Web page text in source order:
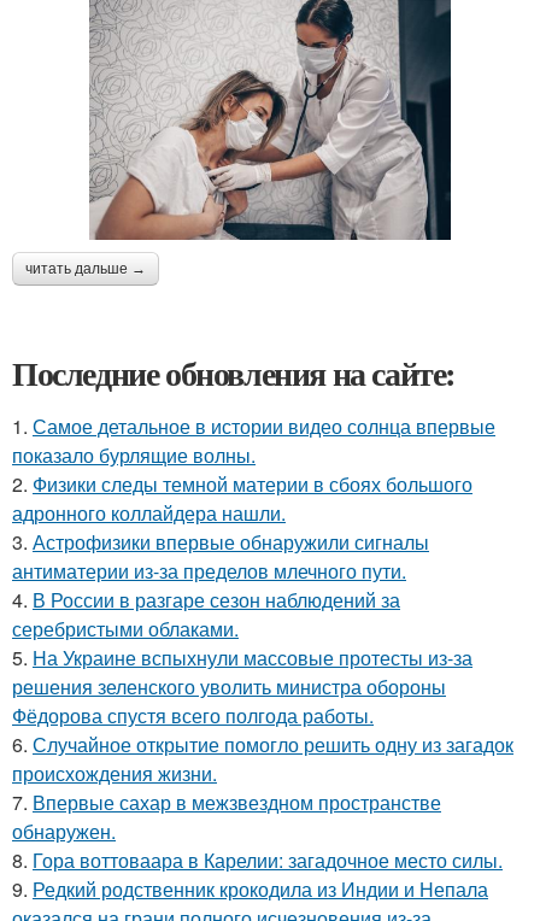
читать дальше →
Последние обновления на сайте:
1. Самое детальное в истории видео солнца впервые
показало бурлящие волны.
2. Физики следы темной материи в сбоях большого
адронного коллайдера нашли.
3. Астрофизики впервые обнаружили сигналы
антиматерии из-за пределов млечного пути.
4. В России в разгаре сезон наблюдений за
серебристыми облаками.
5. На Украине вспыхнули массовые протесты из-за
решения зеленского уволить министра обороны
Фёдорова спустя всего полгода работы.
6. Случайное открытие помогло решить одну из загадок
происхождения жизни.
7. Впервые сахар в межзвездном пространстве
обнаружен.
8. Гора воттоваара в Карелии: загадочное место силы.
9. Редкий родственник крокодила из Индии и Непала